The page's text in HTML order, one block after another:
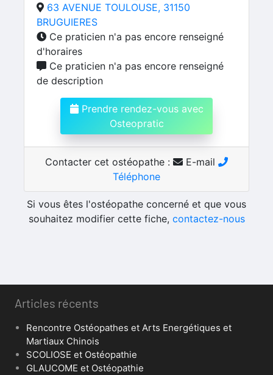
63 AVENUE TOULOUSE, 31150
BRUGUIERES
Ce praticien n'a pas encore renseigné
d'horaires
Ce praticien n'a pas encore renseigné
de description
Prendre rendez-vous avec
Osteopratic
Contacter cet ostéopathe :
E-mail
Téléphone
Si vous êtes l'ostéopathe concerné et que vous
souhaitez modifier cette fiche, contactez-nous
Articles récents
Rencontre Ostéopathes et Arts Energétiques et
Martiaux Chinois
SCOLIOSE et Ostéopathie
GLAUCOME et Ostéopathie